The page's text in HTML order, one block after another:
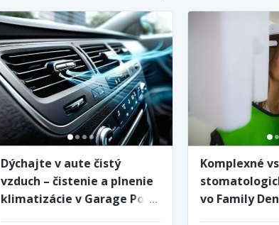
Dýchajte v aute čistý
vzduch – čistenie a plnenie
klimatizácie v Garage Point
Komplexné
vo Family